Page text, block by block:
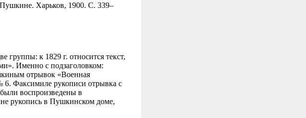
Харьков, 1900. С. 339–
группы: к 1829 г. относится текст,
Именно с подзаголовком:
отрывок «Военная
6. Факсимиле рукописи отрывка с
воспроизведены в
рукопись в Пушкинском доме,